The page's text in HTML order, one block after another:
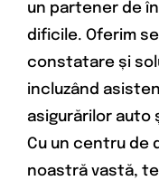
un partener de
dificile. Oferim
constatare și
incluzând
asigurărilor auto
Cu un centru de
noastră vastă,